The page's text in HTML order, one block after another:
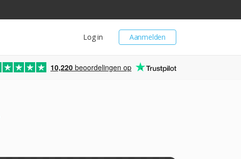
Aanmelden
Log in
10,220 beoordelingen op